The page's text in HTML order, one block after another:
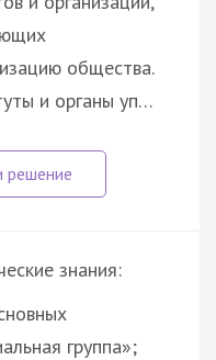
общества.
и органы уп…
знания:
группа»;